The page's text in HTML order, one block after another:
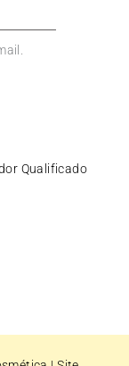
Qualificado